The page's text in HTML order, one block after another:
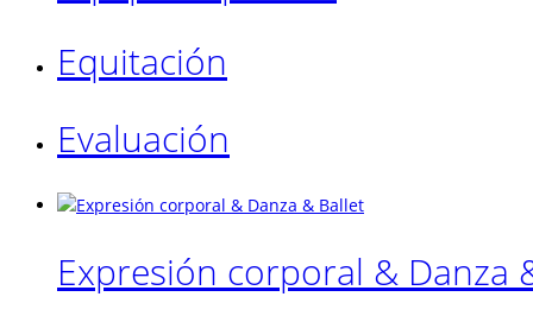
Equitación
Evaluación
Expresión corporal & Danza